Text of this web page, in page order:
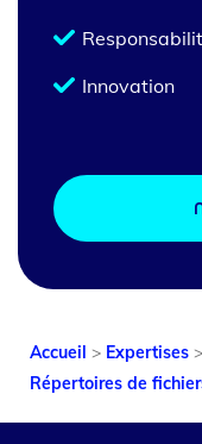
Innovation
Accueil > Expertises >
Répertoires de